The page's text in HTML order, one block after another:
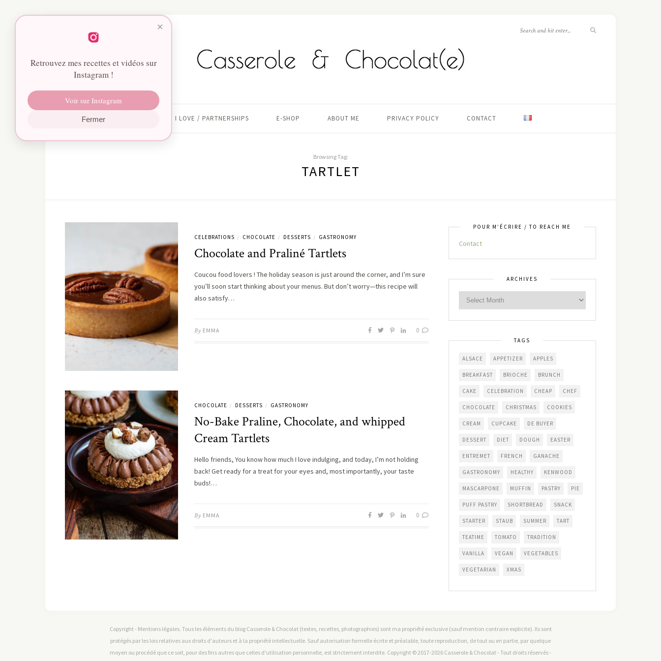
I LOVE / PARTNERSHIPS E-SHOP ABOUT ME PRIVACY POLICY CONTACT
Browsing Tag:
TARTLET
CELEBRATIONS / CHOCOLATE / DESSERTS / GASTRONOMY
Chocolate and Praliné Tartlets
Coucou food lovers ! The holiday season is just around the corner, and I’m sure
you’ll soon start thinking about your menus. But don’t worry—this recipe will
also satisfy…
By EMMA 0
CHOCOLATE / DESSERTS / GASTRONOMY
No-Bake Praline, Chocolate, and whipped
Cream Tartlets
Hello friends, You know how much I love indulging, and today, I’m not holding
back! Get ready for a treat for your eyes and, most importantly, your taste
buds!…
By EMMA 0
POUR M’ÉCRIRE / TO REACH ME
Contact
ARCHIVES
TAGS
ALSACE APPETIZER APPLES
BREAKFAST BRIOCHE BRUNCH
CAKE CELEBRATION CHEAP CHEF
CHOCOLATE CHRISTMAS COOKIES
CREAM CUPCAKE DE BUYER
DESSERT DIET DOUGH EASTER
ENTREMET FRENCH GANACHE
GASTRONOMY HEALTHY KENWOOD
MASCARPONE MUFFIN PASTRY PIE
PUFF PASTRY SHORTBREAD SNACK
STARTER STAUB SUMMER TART
TEATIME TOMATO TRADITION
VANILLA VEGAN VEGETABLES
VEGETARIAN XMAS
Copyright - Mentions légales. Tous les éléments du blog Casserole & Chocolat (textes, recettes, photographies) sont ma propriété exclusive (sauf mention contraire explicite). Ils sont
protégés par les lois relatives aux droits d'auteurs et à la propriété intellectuelle. Sauf autorisation formelle écrite et préalable, toute reproduction, de tout ou en partie, par quelque
moyen ou procédé que ce soit, pour des fins autres que celles d'utilisation personnelle, est strictement interdite. Copyright © 2017-2026 Casserole & Chocolat - Tout droits réservés -
×
Retrouvez mes recettes et vidéos sur
Instagram !
Voir sur Instagram
Fermer